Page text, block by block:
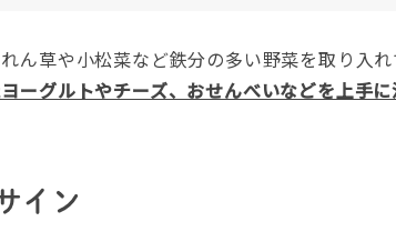
ん草や小松菜など鉄分の多い野菜を取り入
ーグルトやチーズ、おせんべいなどを上手
イン